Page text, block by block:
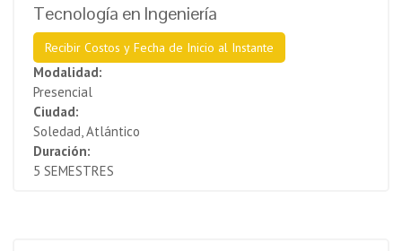
Tecnología en Ingeniería
Recibir Costos y Fecha de Inicio al Instante
Modalidad:
Presencial
Ciudad:
Soledad, Atlántico
Duración:
5 SEMESTRES